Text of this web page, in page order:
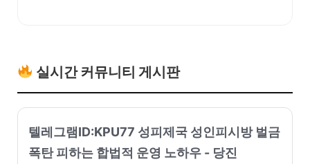
실시간 커뮤니티 게시판
텔레그램ID:KPU77 성피제국 성인피시방 벌금
폭탄 피하는 합법적 운영 노하우 - 당진